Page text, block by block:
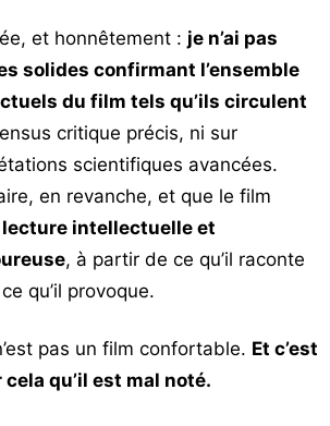
et honnêtement : je n’ai pas
solides confirmant l’ensemble
du film tels qu’ils circulent
critique précis, ni sur
scientifiques avancées.
en revanche, et que le film
lecture intellectuelle et
, à partir de ce qu’il raconte
qu’il provoque.
pas un film confortable. Et c’est
qu’il est mal noté.